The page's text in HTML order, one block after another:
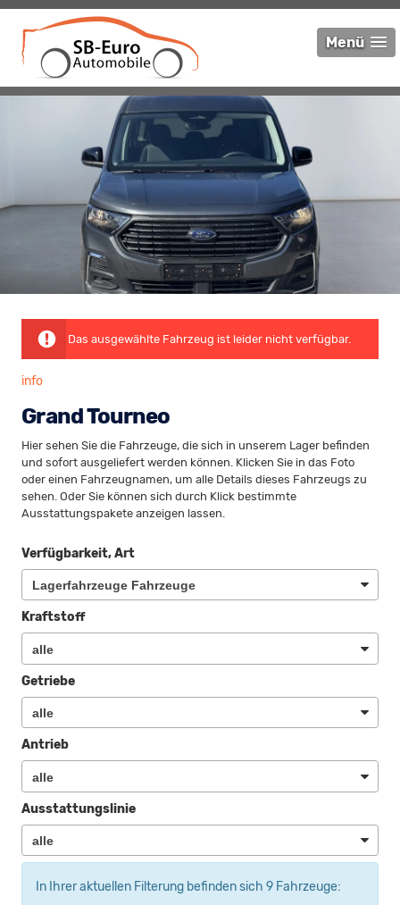
Menü
Das ausgewählte Fahrzeug ist leider nicht verfügbar.
info
Grand Tourneo
Hier sehen Sie die Fahrzeuge, die sich in unserem Lager befinden
und sofort ausgeliefert werden können. Klicken Sie in das Foto
oder einen Fahrzeugnamen, um alle Details dieses Fahrzeugs zu
sehen. Oder Sie können sich durch Klick bestimmte
Ausstattungspakete anzeigen lassen.
Verfügbarkeit, Art
Kraftstoff
Getriebe
Antrieb
Ausstattungslinie
In Ihrer aktuellen Filterung befinden sich 9 Fahrzeuge: